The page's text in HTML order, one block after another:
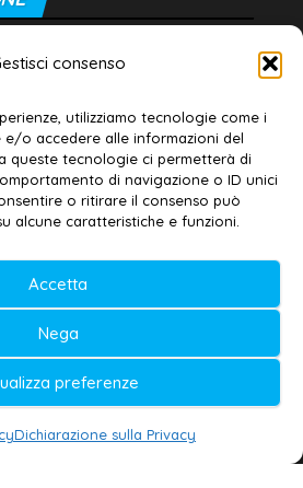
consenso
utilizziamo tecnologie come i
e/o accedere alle informazioni del
queste tecnologie ci permetterà di
di navigazione o ID unici
o ritirare il consenso può
alcune caratteristiche e funzioni.
Accetta
Nega
preferenze
Dichiarazione sulla Privacy
policy
n. 11/2020 Registro della
Tribunale di Lecce
direttore responsabile:
G. Masciullo